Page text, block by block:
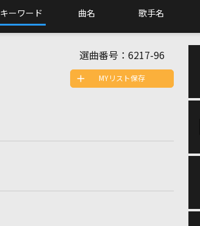
キーワード 曲名 歌手名
選曲番号： 6217-96
MYリスト保存